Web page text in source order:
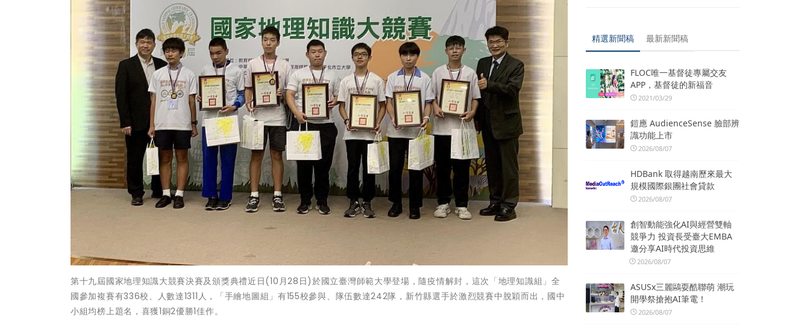
第十九屆國家地理知識大競賽決賽及頒獎典禮近日(10月28日)於國立臺灣師範大學登場，隨疫情解封，這次「地理知識組」全
國參加複賽有336校、人數達1311人，「手繪地圖組」有155校參與、隊伍數達242隊，新竹縣選手於激烈競賽中脫穎而出，國中
小組均榜上題名，喜獲1銅2優勝1佳作。
精選新聞稿 最新新聞稿
FLOC唯一基督徒專屬交友
APP，基督徒的新福音
2021/03/29
鎧應 AudienceSense 臉部辨
識功能上市
2026/08/07
HDBank 取得越南歷來最大
規模國際銀團社會貸款
2026/08/07
創智動能強化AI與經營雙軸
競爭力 投資長受臺大EMBA
邀分享AI時代投資思維
2026/08/07
ASUSx三麗鷗耍酷聯萌 潮玩
開學祭搶抱AI筆電！
2026/08/07